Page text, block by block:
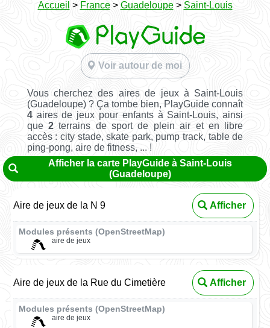
Accueil > France> Guadeloupe> Saint-Louis
Voir autour de moi
Vous cherchez des aires de jeux à Saint-Louis
(Guadeloupe) ? Ça tombe bien, PlayGuide connaît
4aires de jeux pour enfants à Saint-Louis, ainsi
que2 terrains de sport de plein air et en libre
accès : city stade, skate park, pump track, table de
ping-pong, aire de fitness, ... !
Afficher la carte PlayGuide à Saint-Louis
(Guadeloupe)
Aire de jeux de la N 9 Afficher
Modules présents (OpenStreetMap)
aire de jeux
Aire de jeux de la Rue du Cimetière Afficher
Modules présents (OpenStreetMap)
aire de jeux